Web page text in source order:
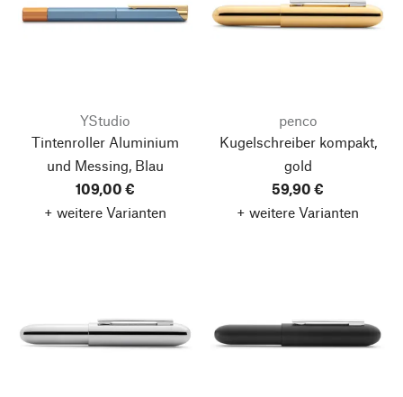
YStudio
Tintenroller Aluminium
und Messing, Blau
109,00 €
+ weitere Varianten
penco
Kugelschreiber kompakt,
gold
59,90 €
+ weitere Varianten